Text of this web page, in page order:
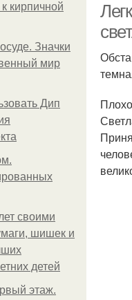
кирпичной
Значки
мир
Дип
своими
шишек и
детей
этаж.